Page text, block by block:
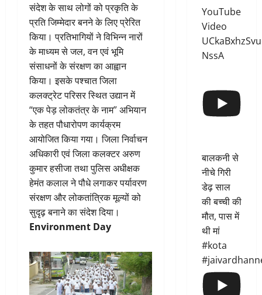
संदेश के साथ लोगों को प्रकृति के
प्रति जिम्मेदार बनने के लिए प्रेरित
किया। प्रतिभागियों ने विभिन्न नारों
के माध्यम से जल, वन एवं भूमि
संसाधनों के संरक्षण का आह्वान
किया। इसके पश्चात जिला
कलक्ट्रेट परिसर स्थित उद्यान में
“एक पेड़ लोकतंत्र के नाम” अभियान
के तहत पौधारोपण कार्यक्रम
आयोजित किया गया। जिला निर्वाचन
अधिकारी एवं जिला कलक्टर अरुण
कुमार हसीजा तथा पुलिस अधीक्षक
हेमंत कलाल ने पौधे लगाकर पर्यावरण
संरक्षण और लोकतांत्रिक मूल्यों को
सुदृढ़ बनाने का संदेश दिया।
Environment Day
YouTube
Video
NssA
बालकनी से
नीचे गिरी
डेढ़ साल
की बच्ची की
मौत, पास में
थी मां
#kota